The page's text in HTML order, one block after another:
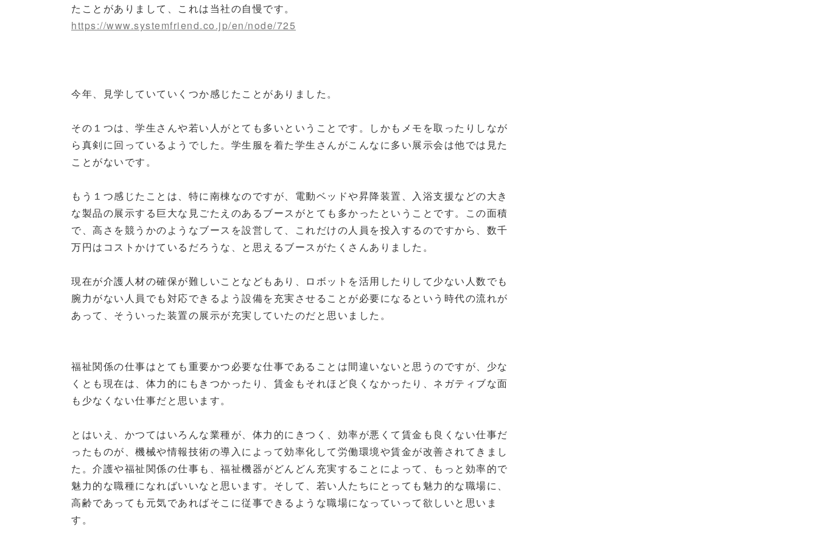
たことがありまして、これは当社の自慢です。
https://www.systemfriend.co.jp/en/node/725
今年、見学していていくつか感じたことがありました。
その１つは、学生さんや若い人がとても多いということです。しかもメモを取ったりしなが
ら真剣に回っているようでした。学生服を着た学生さんがこんなに多い展示会は他では見た
ことがないです。
もう１つ感じたことは、特に南棟なのですが、電動ベッドや昇降装置、入浴支援などの大き
な製品の展示する巨大な見ごたえのあるブースがとても多かったということです。この面積
で、高さを競うかのようなブースを設営して、これだけの人員を投入するのですから、数千
万円はコストかけているだろうな、と思えるブースがたくさんありました。
現在が介護人材の確保が難しいことなどもあり、ロボットを活用したりして少ない人数でも
腕力がない人員でも対応できるよう設備を充実させることが必要になるという時代の流れが
あって、そういった装置の展示が充実していたのだと思いました。
福祉関係の仕事はとても重要かつ必要な仕事であることは間違いないと思うのですが、少な
くとも現在は、体力的にもきつかったり、賃金もそれほど良くなかったり、ネガティブな面
も少なくない仕事だと思います。
とはいえ、かつてはいろんな業種が、体力的にきつく、効率が悪くて賃金も良くない仕事だ
ったものが、機械や情報技術の導入によって効率化して労働環境や賃金が改善されてきまし
た。介護や福祉関係の仕事も、福祉機器がどんどん充実することによって、もっと効率的で
魅力的な職種になればいいなと思います。そして、若い人たちにとっても魅力的な職場に、
高齢であっても元気であればそこに従事できるような職場になっていって欲しいと思いま
す。